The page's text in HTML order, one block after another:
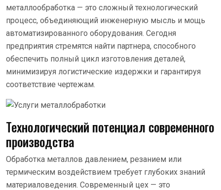
металлообработка — это сложный технологический
процесс, объединяющий инженерную мысль и мощь
автоматизированного оборудования. Сегодня
предприятия стремятся найти партнера, способного
обеспечить полный цикл изготовления деталей,
минимизируя логистические издержки и гарантируя
соответствие чертежам.
Технологический потенциал современного
производства
Обработка металлов давлением, резанием или
термическим воздействием требует глубоких знаний
материаловедения. Современный цех — это